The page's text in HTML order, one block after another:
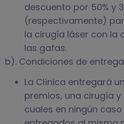
descuento por 50% y
(respectivamente)
la cirugía láser con la
las gafas.
b). Condiciones de
La Clínica entregará
premios, una cirugía
cuales en ningún